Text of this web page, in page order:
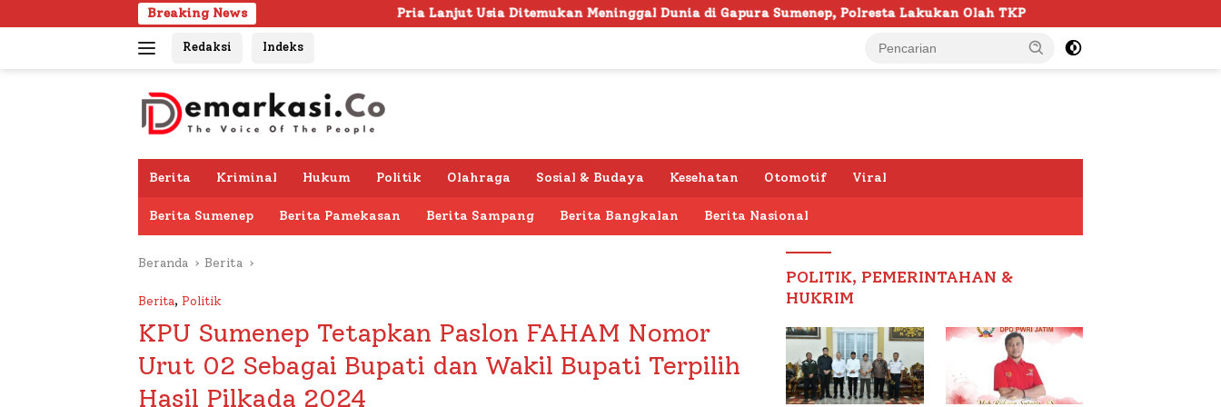
ke
Breaking News Pria Lanjut Usia Ditemukan Meninggal Dunia di Gapura Sumenep, Polresta Lakukan Olah TKP 103 Kafilah Siap Ramaikan MTQ
Redaksi Indeks
Berita Kriminal Hukum Politik Olahraga Sosial & Budaya Kesehatan Otomotif Viral
Berita Sumenep Berita Pamekasan Berita Sampang Berita Bangkalan Berita Nasional
Beranda Berita
Berita, Politik
KPU Sumenep Tetapkan Paslon FAHAM Nomor
Urut 02 Sebagai Bupati dan Wakil Bupati Terpilih
Hasil Pilkada 2024
POLITIK, PEMERINTAHAN &
HUKRIM